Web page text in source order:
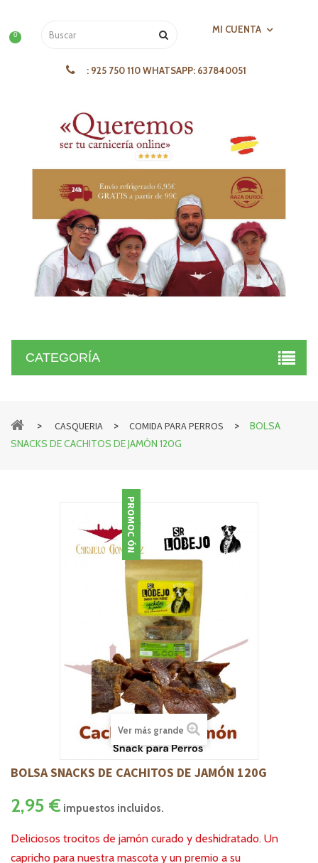
0 MI CUENTA
: 925 750 110 WHATSAPP: 637840051
CATEGORÍA
> CASQUERIA > COMIDA PARA PERROS >
BOLSA
SNACKS DE CACHITOS DE JAMÓN 120G
PROMOCIÓN
Ver más grande
BOLSA SNACKS DE CACHITOS DE JAMÓN 120G
2,95 € impuestos incluidos.
Deliciosos trocitos de jamón curado y deshidratado. Un
capricho para nuestra mascota y un premio a su